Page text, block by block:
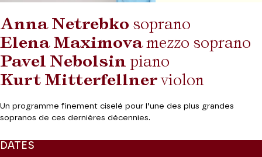
Anna Netrebko soprano
Elena Maximovamezzo soprano
Pavel Nebolsin piano
Kurt Mitterfellnerviolon
Un programme finement ciselé pour l’une des plus grandes
sopranos de ces dernières décennies.
DATES